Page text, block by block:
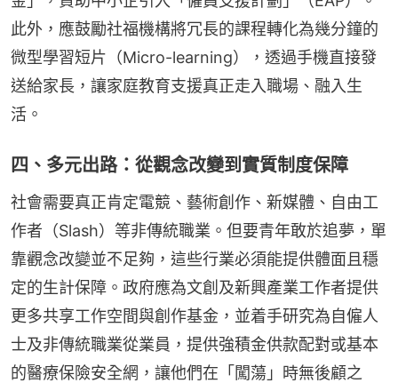
此外，應鼓勵社福機構將冗長的課程轉化為幾分鐘的
微型學習短片（Micro-learning），透過手機直接發
送給家長，讓家庭教育支援真正走入職場、融入生
活。
四、多元出路：從觀念改變到實質制度保障
社會需要真正肯定電競、藝術創作、新媒體、自由工
作者（Slash）等非傳統職業。但要青年敢於追夢，單
靠觀念改變並不足夠，這些行業必須能提供體面且穩
定的生計保障。政府應為文創及新興產業工作者提供
更多共享工作空間與創作基金，並着手研究為自僱人
士及非傳統職業從業員，提供強積金供款配對或基本
的醫療保險安全網，讓他們在「闖蕩」時無後顧之